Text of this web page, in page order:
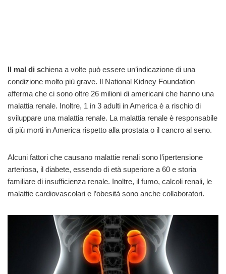
Il mal di schiena a volte può essere un’indicazione di una
condizione molto più grave. Il National Kidney Foundation
afferma che ci sono oltre 26 milioni di americani che hanno una
malattia renale. Inoltre, 1 in 3 adulti in America è a rischio di
sviluppare una malattia renale. La malattia renale è responsabile
di più morti in America rispetto alla prostata o il cancro al seno.
Alcuni fattori che causano malattie renali sono l’ipertensione
arteriosa, il diabete, essendo di età superiore a 60 e storia
familiare di insufficienza renale. Inoltre, il fumo, calcoli renali, le
malattie cardiovascolari e l’obesità sono anche collaboratori.